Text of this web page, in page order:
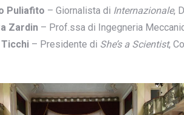
Puliafito – Giornalista di Internazionale,
Zardin – Prof.ssa di Ingegneria
– Presidente di She’s a Scientist,